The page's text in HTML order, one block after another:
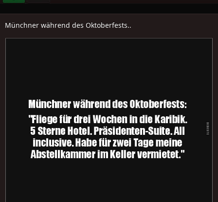
Münchner während des Oktoberfests..